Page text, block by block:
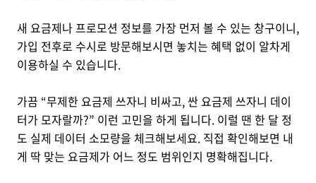
새 요금제나 프로모션 정보를 가장 먼저 볼 수 있는 창구이니,
가입 전후로 수시로 방문해보시면 놓치는 혜택 없이 알차게
이용하실 수 있습니다.
가끔 “무제한 요금제 쓰자니 비싸고, 싼 요금제 쓰자니 데이
터가 모자랄까?” 이런 고민을 하게 됩니다. 이럴 땐 한 달 정
도 실제 데이터 소모량을 체크해보세요. 직접 확인해보면 내
게 딱 맞는 요금제가 어느 정도 범위인지 명확해집니다.